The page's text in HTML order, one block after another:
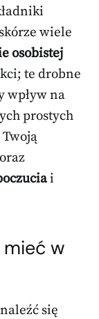
wiele
osobistej
te drobne
wpływ na
prostych
i
w
się